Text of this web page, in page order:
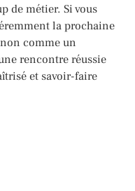
de métier. Si vous
la prochaine
comme un
rencontre réussie
et savoir-faire